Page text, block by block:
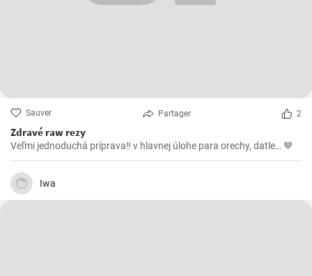
Sauver Partager 2
Zdravé raw rezy
Veľmi jednoduchá príprava‼️ v hlavnej úlohe para orechy, datle… 🤎
Iwa